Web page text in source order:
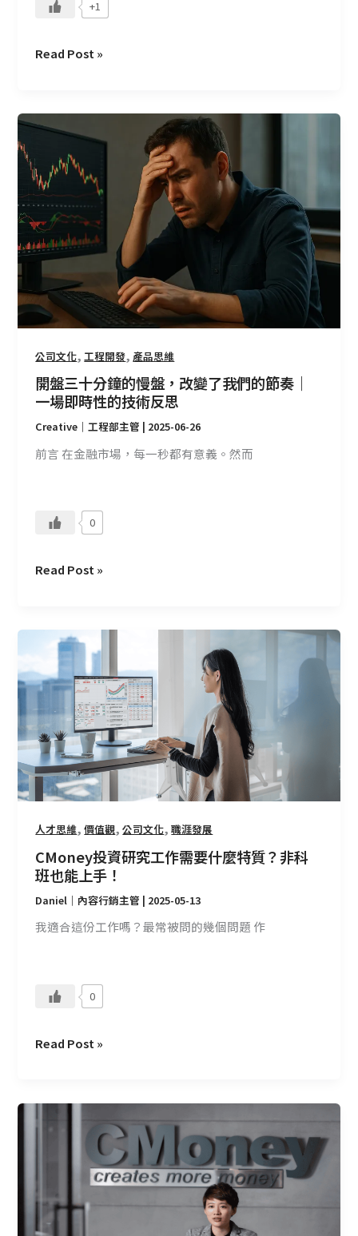
+1
Read Post »
公司文化, 工程開發, 產品思維
開盤三十分鐘的慢盤，改變了我們的節奏｜
一場即時性的技術反思
Creative｜工程部主管 | 2025-06-26
前言 在金融市場，每一秒都有意義。然而
0
開
三
十
分
鐘
的
慢
盤，
改
變
了
我
的
奏
｜
的
Read Post »
人才思維,價值觀,公司文化,職涯發展
CMoney投資研究工作需要什麼特質？非科
班也能上手！
Daniel｜內容行銷主管 | 2025-05-13
我適合這份工作嗎？最常被問的幾個問題 作
0
CMoney
資
研
究
工
作
需
要
麼
特
質？
非
科
班
手！
Read Post »
是
業
也